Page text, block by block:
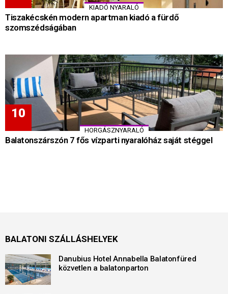
KIADÓ NYARALÓ
Tiszakécskén modern apartman kiadó a fürdő
szomszédságában
HORGÁSZNYARALÓ
Balatonszárszón 7 fős vízparti nyaralóház saját stéggel
BALATONI SZÁLLÁSHELYEK
Danubius Hotel Annabella Balatonfüred
közvetlen a balatonparton